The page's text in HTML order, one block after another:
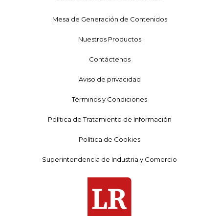
Mesa de Generación de Contenidos
Nuestros Productos
Contáctenos
Aviso de privacidad
Términos y Condiciones
Política de Tratamiento de Información
Política de Cookies
Superintendencia de Industria y Comercio